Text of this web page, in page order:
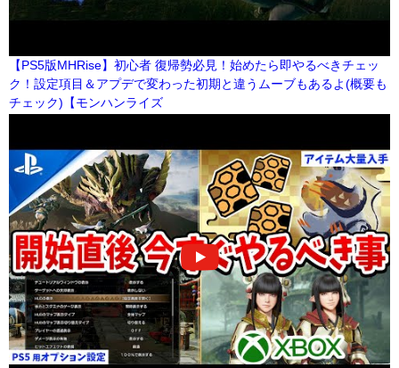
【PS5版MHRise】初心者 復帰勢必見！始めたら即やるべきチェッ
ク！設定項目＆アプデで変わった初期と違うムーブもあるよ(概要も
チェック)【モンハンライズ